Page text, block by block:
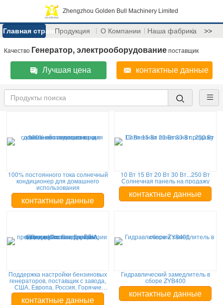
Zhengzhou Golden Bull Machinery Limited
Главная страницаПродукция О Компании Наша фабрика >>
Качество Генератор, электрооборудование поставщик
Лучшая цена контактные данные
100% постоянного тока солнечный
кондиционер для домашнего
использования
контактные данные
10 Вт 15 Вт 20 Вт 30 Вт...250 Вт
Солнечная панель на продажу
контактные данные
Поддержка настройки бензиновых
генераторов, поставщик с завода,
США, Европа, Россия, Горячие
продажи в Юго-Восточной Азии
контактные данные
Гидравлический замедлитель в
сборе ZYB400
контактные данные